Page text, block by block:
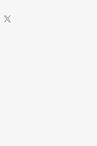
Facebook